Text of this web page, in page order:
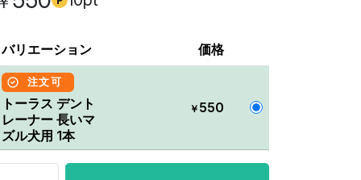
バリエーション 価格
注文可
トーラス デント
レーナー 長いマ
ズル犬用 1本
￥ 550